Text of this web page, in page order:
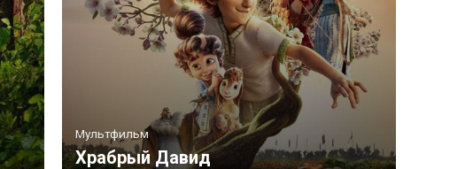
Мультфильм
Храбрый Давид